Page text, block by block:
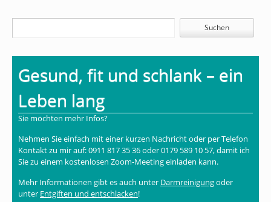
Gesund, fit und schlank – ein
Leben lang
Sie möchten mehr Infos?
Nehmen Sie einfach mit einer kurzen Nachricht oder per Telefon
Kontakt zu mir auf: 0911 817 35 36 oder 0179 589 10 57, damit ich
Sie zu einem kostenlosen Zoom-Meeting einladen kann.
Mehr Informationen gibt es auch unter Darmreinigungoder
unter Entgiften und entschlacken!